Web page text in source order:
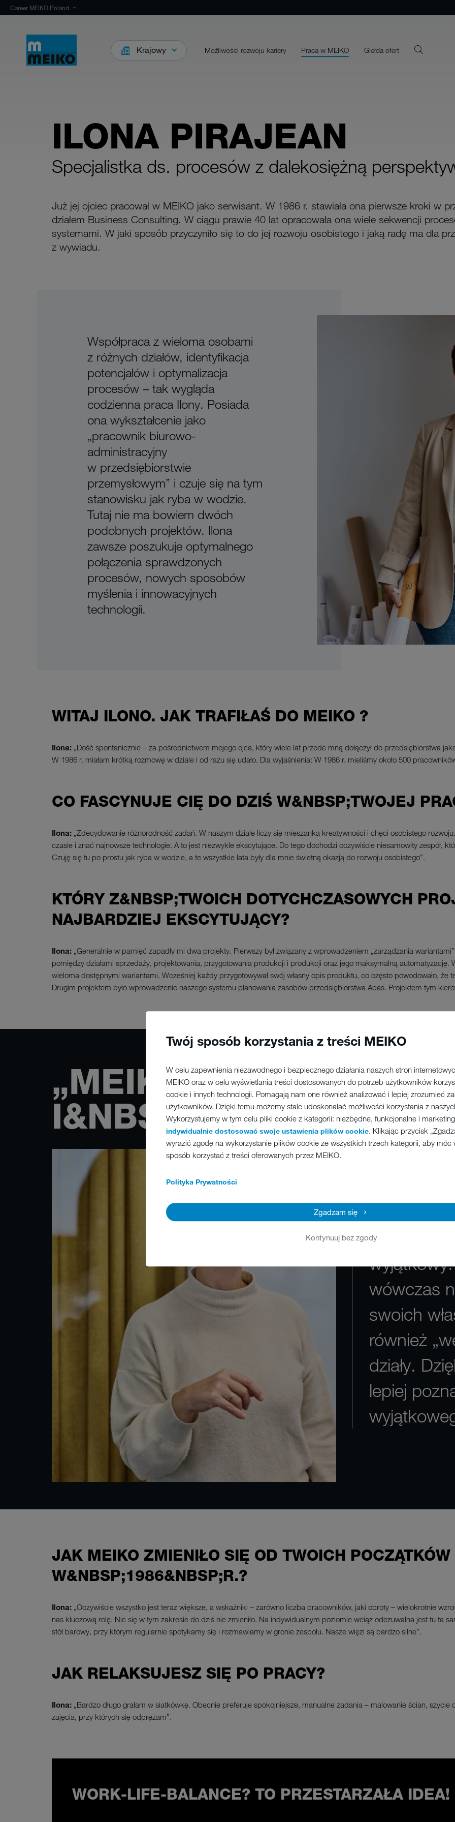
Twój sposób korzystania z treści MEIKO
W celu zapewnienia niezawodnego i bezpiecznego działania naszych stron
MEIKO oraz w celu wyświetlania treści dostosowanych do potrzeb użytkowników
cookie i innych technologii. Pomagają nam one również analizować i lepiej zrozumieć
użytkowników. Dzięki temu możemy stale udoskonalać możliwości korzystania z
Wykorzystujemy w tym celu pliki cookie z kategorii: niezbędne, funkcjonalne i
indywidualnie dostosować swoje ustawienia plików cookie. Klikając przycisk
wyrazić zgodę na wykorzystanie plików cookie ze wszystkich trzech kategorii, aby móc
sposób korzystać z treści oferowanych przez MEIKO.
Polityka Prywatności
Zgadzam się
Kontynuuj bez zgody
Career MEIKO Poland
Krajowy Możliwości rozwoju kariery Praca w MEIKO Giełda ofert
ILONA PIRAJEAN
Specjalistka ds. procesów z dalekosiężną
Już jej ojciec pracował w MEIKO jako serwisant. W 1986 r. stawiała ona pierwsze kroki w
działem Business Consulting. W ciągu prawie 40 lat opracowała ona wiele sekwencji
systemami. W jaki sposób przyczyniło się to do jej rozwoju osobistego i jaką radę ma dla
z wywiadu.
Współpraca z wieloma osobami
z różnych działów, identyfikacja
potencjałów i optymalizacja
procesów – tak wygląda
codzienna praca Ilony. Posiada
ona wykształcenie jako
„pracownik biurowo-
administracyjny
w przedsiębiorstwie
przemysłowym” i czuje się na tym
stanowisku jak ryba w wodzie.
Tutaj nie ma bowiem dwóch
podobnych projektów. Ilona
zawsze poszukuje optymalnego
połączenia sprawdzonych
procesów, nowych sposobów
myślenia i innowacyjnych
technologii.
WITAJ ILONO. JAK TRAFIŁAŚ DO MEIKO ?
Ilona: „Dość spontanicznie – za pośrednictwem mojego ojca, który wiele lat przede mną dołączył do przedsiębiorstwa
W 1986 r. miałam krótką rozmowę w dziale i od razu się udało. Dla wyjaśnienia: W 1986 r. mieliśmy około 500
CO FASCYNUJE CIĘ DO DZIŚ W&NBSP;TWOJEJ
Ilona: „Zdecydowanie różnorodność zadań. W naszym dziale liczy się mieszanka kreatywności i chęci osobistego
czasie i znać najnowsze technologie. A to jest niezwykle ekscytujące. Do tego dochodzi oczywiście niesamowity zespół,
Czuję się tu po prostu jak ryba w wodzie, a te wszystkie lata były dla mnie świetną okazją do rozwoju osobistego”.
KTÓRY Z&NBSP;TWOICH DOTYCHCZASOWYCH
NAJBARDZIEJ EKSCYTUJĄCY?
Ilona: „Generalnie w pamięć zapadły mi dwa projekty. Pierwszy był związany z wprowadzeniem „zarządzania
pomiędzy działami sprzedaży, projektowania, przygotowania produkcji i produkcji oraz jego maksymalną automatyzację.
wieloma dostępnymi wariantami. Wcześniej każdy przygotowywał swój własny opis produktu, co często powodowało, że
Drugim projektem było wprowadzenie naszego systemu planowania zasobów przedsiębiorstwa Abas. Projektem tym
„MEIKO-JANKA”
I&NBSP;DUCHEM
W
tradycję i
przykład
w roku
wówczas
swoich
również
działy.
lepiej
JAK MEIKO ZMIENIŁO SIĘ OD TWOICH POCZĄTKÓW
W&NBSP;1986&NBSP;R.?
Ilona: „Oczywiście wszystko jest teraz większe, a wskaźniki – zarówno liczba pracowników, jaki obroty – wielokrotnie
nas kluczową rolę. Nic się w tym zakresie do dziś nie zmieniło. Na indywidualnym poziomie wciąż odczuwalna jest tu ta
stół barowy, przy którym regularnie spotykamy się i rozmawiamy w gronie zespołu. Nasze więzi są bardzo silne”.
JAK RELAKSUJESZ SIĘ PO PRACY?
Ilona: „Bardzo długo grałam w siatkówkę. Obecnie preferuje spokojniejsze, manualne zadania – malowanie ścian,
zajęcia, przy których się odprężam”.
WORK-LIFE-BALANCE? TO PRZESTARZAŁA IDEA!